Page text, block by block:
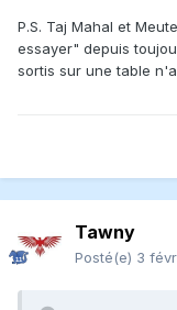
longtemps… je
17 - Babel (1946)
18 - Hamster Roll
P.S. Taj Mahal et
essayer" depuis
sortis sur une table
Tawny
Posté(e) 3